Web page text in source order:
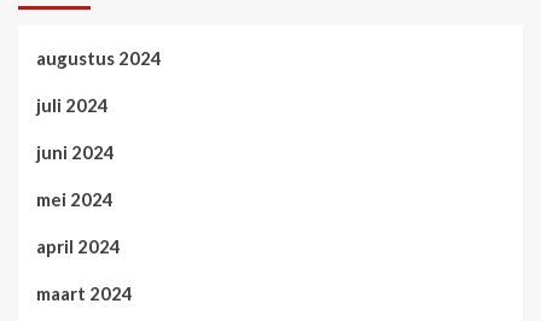
augustus 2024
juli 2024
juni 2024
mei 2024
april 2024
maart 2024